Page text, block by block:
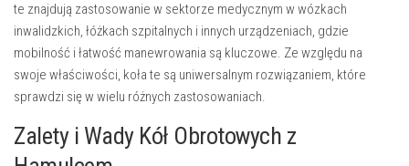
te znajdują zastosowanie w sektorze medycznym w wózkach
inwalidzkich, łóżkach szpitalnych i innych urządzeniach, gdzie
mobilność i łatwość manewrowania są kluczowe. Ze względu na
swoje właściwości, koła te są uniwersalnym rozwiązaniem, które
sprawdzi się w wielu różnych zastosowaniach.
Zalety i Wady Kół Obrotowych z